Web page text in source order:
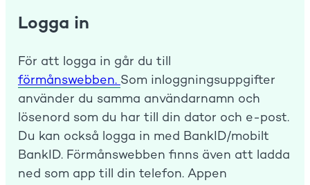
Logga in
För att logga in går du till
förmånswebben. Som inloggningsuppgifter
använder du samma användarnamn och
lösenord som du har till din dator och e-post.
Du kan också logga in med BankID/mobilt
BankID. Förmånswebben finns även att ladda
ned som app till din telefon. Appen